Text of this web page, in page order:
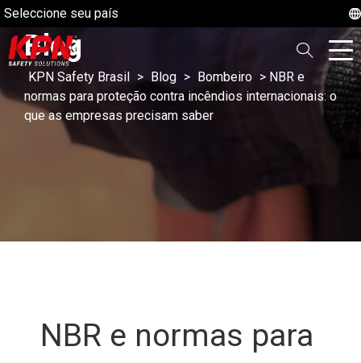
Seleccione seu país
Blog
KPN Safety Brasil > Blog > Bombeiro > NBR e
normas para proteção contra incêndios internacionais: o
que as empresas precisam saber
NBR e normas para